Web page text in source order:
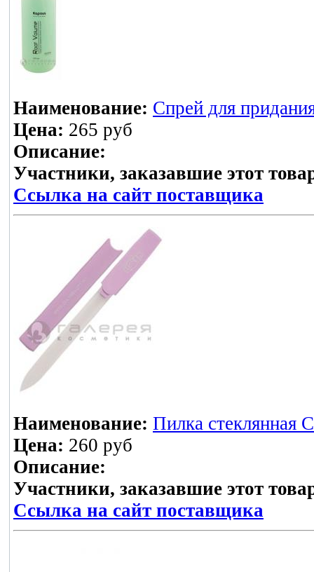
Наименование: Спрей для
Цена: 265 руб
Описание:
Участники, заказавшие этот
Ссылка на сайт поставщика
Наименование: Пилка стеклянная
Цена: 260 руб
Описание:
Участники, заказавшие этот
Ссылка на сайт поставщика